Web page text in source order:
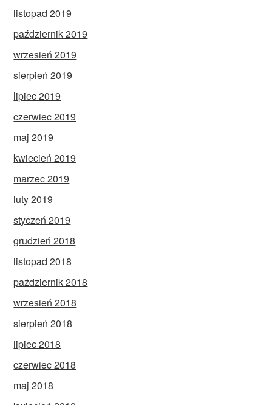
listopad 2019
październik 2019
wrzesień 2019
sierpień 2019
lipiec 2019
czerwiec 2019
maj 2019
kwiecień 2019
marzec 2019
luty 2019
styczeń 2019
grudzień 2018
listopad 2018
październik 2018
wrzesień 2018
sierpień 2018
lipiec 2018
czerwiec 2018
maj 2018